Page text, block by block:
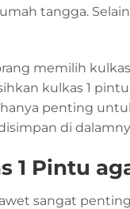
tangga.
memilih
kulkas 1
penting
di
1 Pintu
sangat